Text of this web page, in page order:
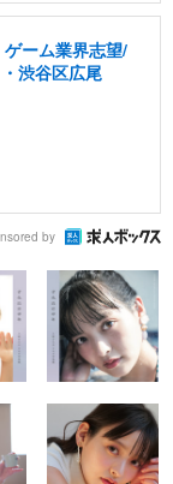
ーム業界志望/
渋谷区広尾
by